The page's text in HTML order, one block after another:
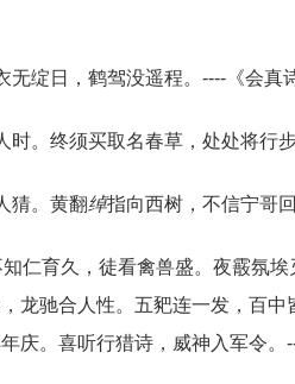
绽日，鹤驾没遥程。----《会真
时。终须买取名春草，处处将行
猜。黄翻绰指向西树，不信宁哥
仁育久，徒看禽兽盛。夜霰氛埃
龙驰合人性。五豝连一发，百中
庆。喜听行猎诗，威神入军令。